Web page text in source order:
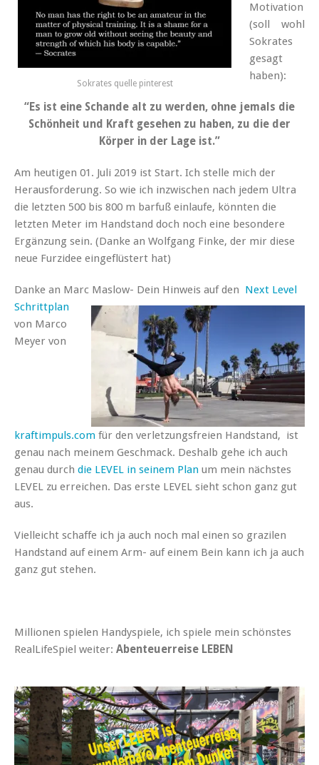
Sokrates quelle pinterest
Motivation
(soll wohl
Sokrates
gesagt
haben):
“Es ist eine Schande alt zu werden, ohne jemals die
Schönheit und Kraft gesehen zu haben, zu die der
Körper in der Lage ist.”
Am heutigen 01. Juli 2019 ist Start. Ich stelle mich der
Herausforderung. So wie ich inzwischen nach jedem Ultra
die letzten 500 bis 800 m barfuß einlaufe, könnten die
letzten Meter im Handstand doch noch eine besondere
Ergänzung sein. (Danke an Wolfgang Finke, der mir diese
neue Furzidee eingeflüstert hat)
Danke an Marc Maslow- Dein Hinweis auf den Next Level
Schrittplan
von Marco
Meyer von
kraftimpuls.com für den verletzungsfreien Handstand, ist
genau nach meinem Geschmack. Deshalb gehe ich auch
genau durch die LEVEL in seinem Plan um mein nächstes
LEVEL zu erreichen. Das erste LEVEL sieht schon ganz gut
aus.
Vielleicht schaffe ich ja auch noch mal einen so grazilen
Handstand auf einem Arm- auf einem Bein kann ich ja auch
ganz gut stehen.
Millionen spielen Handyspiele, ich spiele mein schönstes
RealLifeSpiel weiter: Abenteuerreise LEBEN